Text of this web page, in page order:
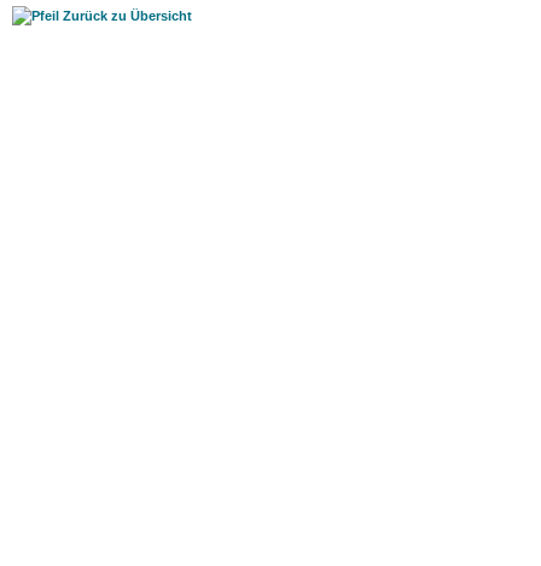
Zurück zu Übersicht